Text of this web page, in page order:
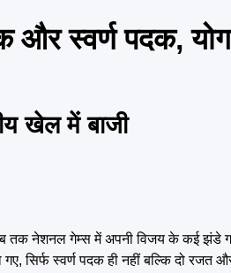
स्वर्ण पदक,
खेल में बाजी
तक नेशनल गेम्स में अपनी विजय के कई झंडे
सिर्फ स्वर्ण पदक ही नहीं बल्कि दो रजत